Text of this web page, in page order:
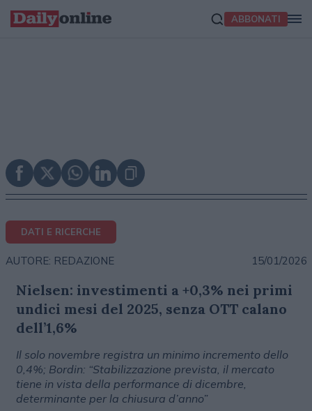
ABBONATI
DATI E RICERCHE
AUTORE: REDAZIONE 15/01/2026
Nielsen: investimenti a +0,3% nei primi
undici mesi del 2025, senza OTT calano
dell’1,6%
Il solo novembre registra un minimo incremento dello
0,4%; Bordin: “Stabilizzazione prevista, il mercato
tiene in vista della performance di dicembre,
determinante per la chiusura d’anno”